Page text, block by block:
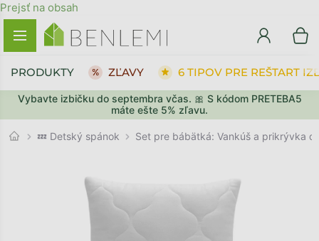
Prejsť na obsah
Vybavte izbičku do septembra včas. 🎀 S kódom PRETEBA5
máte ešte 5% zľavu.
PRODUKTY ZĽAVY 6 TIPOV PRE REŠTART
💤 Detský spánok Set pre bábätká: Vankúš a prikrývka
SPÄŤ DO OBCHODU PREJSŤ DO KOŠÍKA
SPÄŤ DO OBCHODU PREJSŤ DO KOŠÍKA